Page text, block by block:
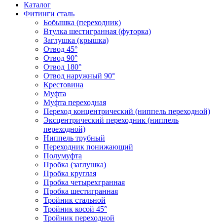
Каталог
Фитинги сталь
Бобышка (переходник)
Втулка шестигранная (футорка)
Заглушка (крышка)
Отвод 45°
Отвод 90°
Отвод 180°
Отвод наружный 90°
Крестовина
Муфта
Муфта переходная
Переход концентрический (ниппель переходной)
Эксцентрический переходник (ниппель
переходной)
Ниппель трубный
Переходник понижающий
Полумуфта
Пробка (заглушка)
Пробка круглая
Пробка четырехгранная
Пробка шестигранная
Тройник стальной
Тройник косой 45°
Тройник переходной